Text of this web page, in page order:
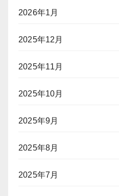
2026年1月
2025年12月
2025年11月
2025年10月
2025年9月
2025年8月
2025年7月